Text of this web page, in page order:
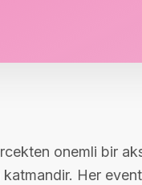
onemli bir
Her